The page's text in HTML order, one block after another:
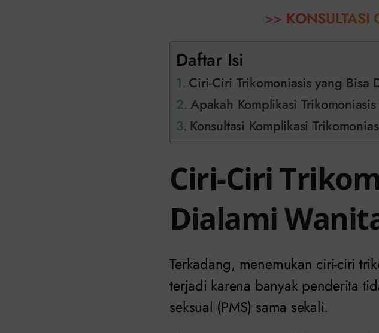
>> KONSULTASI
Daftar Isi
Ciri-Ciri Trikomoniasis yang Bisa
Apakah Komplikasi
Konsultasi Komplikasi
Ciri-Ciri
Dialami
Terkadang, menemukan ciri-ciri
terjadi karena banyak penderita
seksual (PMS) sama sekali.